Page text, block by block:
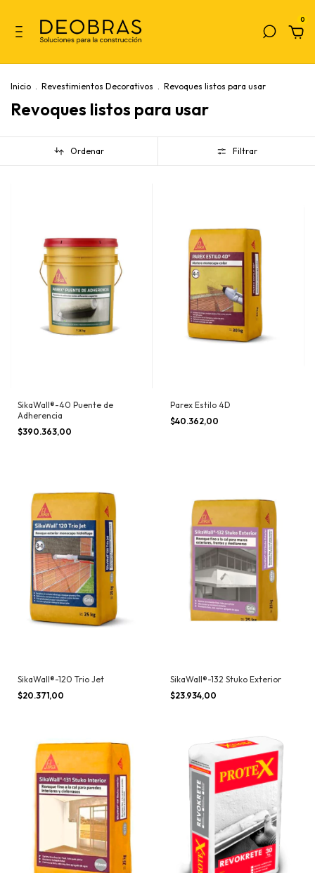
0
Inicio . Revestimientos Decorativos . Revoques listos para usar
Revoques listos para usar
Ordenar Filtrar
SikaWall®-40 Puente de
Adherencia
$390.363,00
Parex Estilo 4D
$40.362,00
SikaWall®-120 Trio Jet
$20.371,00
SikaWall®-132 Stuko Exterior
$23.934,00